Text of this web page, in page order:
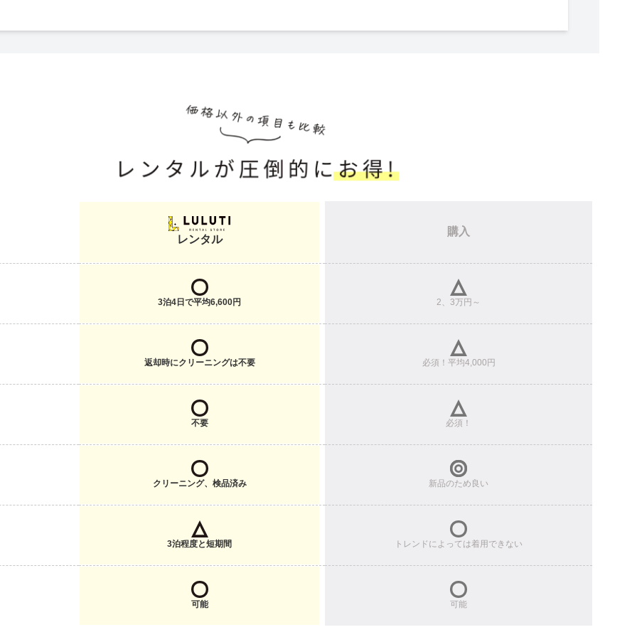
価格以外の項目も比較 価格を徹底比較！
レンタル
購入
3泊4日で平均6,600円 2、3万円～
返却時にクリーニングは不要 必須！平均4,000円
不要 必須！
クリーニング、検品済み 新品のため良い
3泊程度と短期間 トレンドによっては着用できない
可能 可能